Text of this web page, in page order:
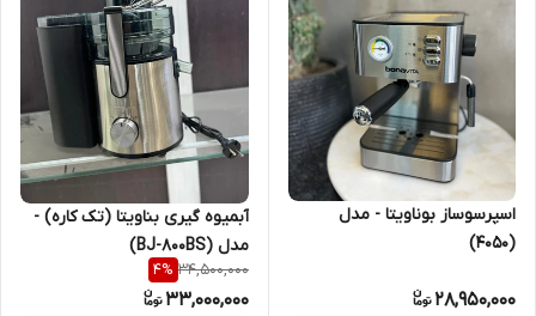
اسپرسوساز بوناویتا - مدل
(4050)
28,950,000
آبمیوه گیری بناویتا (تک کاره) -
مدل (BJ-800BS)
34,500,000
4%
33,000,000